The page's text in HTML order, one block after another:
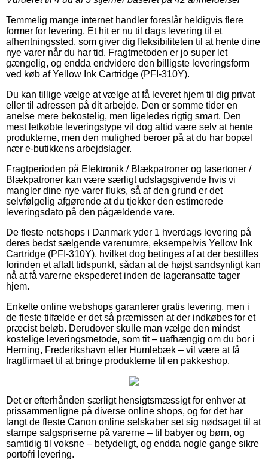
Temmelig mange internet handler foreslår heldigvis flere
former for levering. Et hit er nu til dags levering til et
afhentningssted, som giver dig fleksibiliteten til at hente dine
nye varer når du har tid. Fragtmetoden er jo super let
gængelig, og endda endvidere den billigste leveringsform
ved køb af Yellow Ink Cartridge (PFI-310Y).
Du kan tillige vælge at vælge at få leveret hjem til dig privat
eller til adressen på dit arbejde. Den er somme tider en
anelse mere bekostelig, men ligeledes rigtig smart. Den
mest letkøbte leveringstype vil dog altid være selv at hente
produkterne, men den mulighed beroer på at du har bopæl
nær e-butikkens arbejdslager.
Fragtperioden på Elektronik / Blækpatroner og lasertoner /
Blækpatroner kan være særligt udslagsgivende hvis vi
mangler dine nye varer fluks, så af den grund er det
selvfølgelig afgørende at du tjekker den estimerede
leveringsdato på den pågældende vare.
De fleste netshops i Danmark yder 1 hverdags levering på
deres bedst sælgende varenumre, eksempelvis Yellow Ink
Cartridge (PFI-310Y), hvilket dog betinges af at der bestilles
forinden et aftalt tidspunkt, sådan at de højst sandsynligt kan
nå at få varerne ekspederet inden de lageransatte tager
hjem.
Enkelte online webshops garanterer gratis levering, men i
de fleste tilfælde er det så præmissen at der indkøbes for et
præcist beløb. Derudover skulle man vælge den mindst
kostelige leveringsmetode, som tit – uafhængig om du bor i
Herning, Frederikshavn eller Humlebæk – vil være at få
fragtfirmaet til at bringe produkterne til en pakkeshop.
Det er efterhånden særligt hensigtsmæssigt for enhver at
prissammenligne på diverse online shops, og for det har
langt de fleste Canon online selskaber set sig nødsaget til at
stampe salgspriserne på varerne – til babyer og børn, og
samtidig til voksne – betydeligt, og endda nogle gange sikre
portofri levering.